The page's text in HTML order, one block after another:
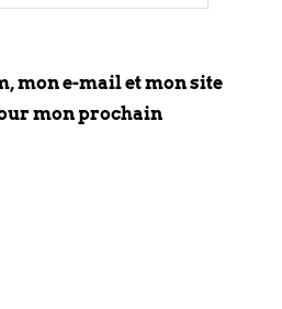
mon e-mail et mon site
mon prochain